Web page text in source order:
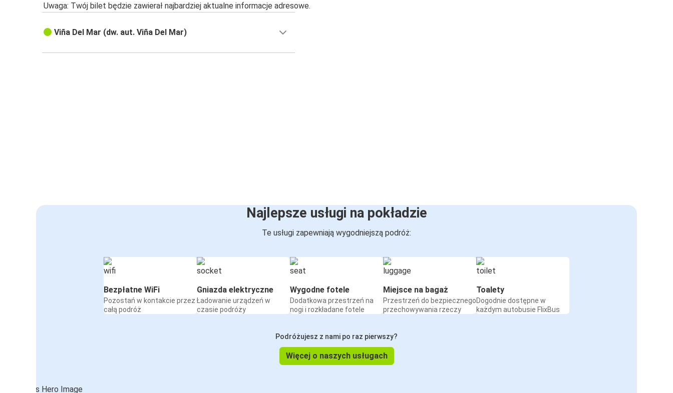
Uwaga: Twój bilet będzie zawierał najbardziej aktualne informacje adresowe.
Viña Del Mar (dw. aut. Viña Del Mar)
Najlepsze usługi na pokładzie
Te usługi zapewniają wygodniejszą podróż:
Bezpłatne WiFi
Pozostań w kontakcie przez
całą podróż
Gniazda elektryczne
Ładowanie urządzeń w
czasie podróży
Wygodne fotele
Dodatkowa przestrzeń na
nogi i rozkładane fotele
Miejsce na bagaż
Przestrzeń do bezpiecznego
przechowywania rzeczy
Toalety
Dogodnie dostępne w
każdym autobusie FlixBus
Podróżujesz z nami po raz pierwszy?
Więcej o naszych usługach